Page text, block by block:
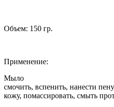
Объем: 150 гр.
Применение:
Мыло
смочить, вспенить, нанести
кожу, помассировать, смыть